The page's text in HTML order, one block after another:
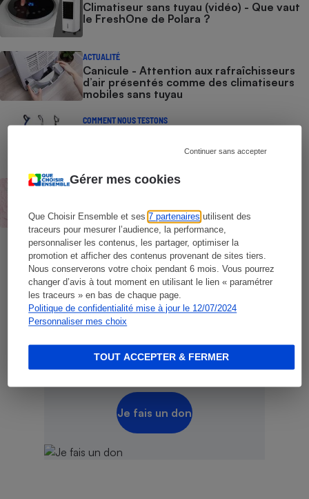
Gérer mes cookies
Que Choisir Ensemble et ses7 partenaires utilisent des
traceurs pour mesurer l’audience, la performance,
personnaliser les contenus, les partager, optimiser la
promotion et afficher des contenus provenant de sites tiers.
Nous conserverons votre choix pendant 6 mois. Vous pourrez
changer d’avis à tout moment en utilisant le lien « paramétrer
les traceurs » en bas de chaque page.
Politique de confidentialité mise à jour le 12/07/2024
Personnaliser mes choix
Continuer sans accepter
TOUT ACCEPTER & FERMER
Climatiseur sans tuyau (vidéo) - Que vaut
le FreshOne de Polara ?
ACTUALITÉ
Canicule - Attention aux rafraîchisseurs
d’air présentés comme des climatiseurs
mobiles sans tuyau
COMMENT NOUS TESTONS
BRÈVE
Performances, rapidité d’exécution,
facilité d’utilisation : nos tests en
laboratoire sont intraitables
Soutenez-nous,
rejoignez-nous,
Aujourd'hui, plus que jamais, nous
comptons sur votre soutien !
Je fais un don
Cafetière à expressos